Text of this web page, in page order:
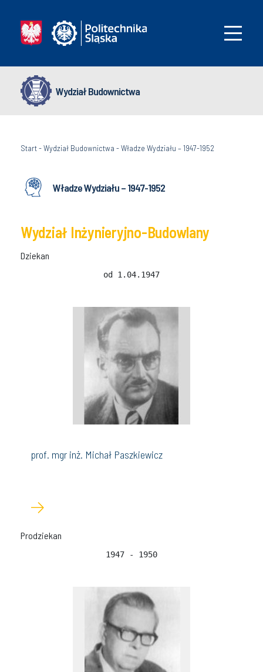
Wydział Budownictwa
Start-Wydział Budownictwa -Władze Wydziału – 1947-1952
Władze Wydziału – 1947-1952
Wydział Inżynieryjno-Budowlany
Dziekan
od 1.04.1947
prof. mgr inż. Michał Paszkiewicz
Prodziekan
1947 - 1950